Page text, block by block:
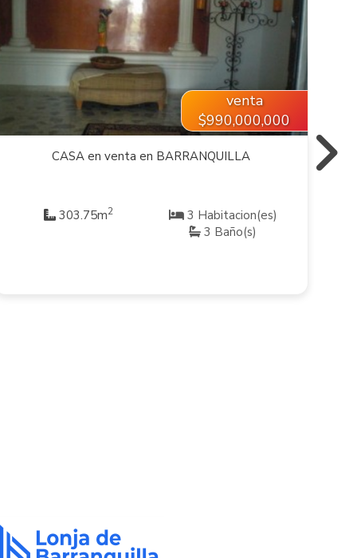
VER INMUEBLE
venta
$990,000,000
CASA en venta en BARRANQUILLA
303.75m2
3 Habitacion(es)
3 Baño(s)